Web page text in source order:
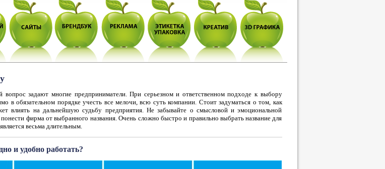
вопрос задают многие предприниматели. При серьезном и ответственном подходе к выбору
в обязательном порядке учесть все мелочи, всю суть компании. Стоит задуматься о том, как
влиять на дальнейшую судьбу предприятия. Не забывайте о смысловой и эмоциональной
фирма от выбранного названия. Очень сложно быстро и правильно выбрать название для
весьма длительным.
и удобно работать?